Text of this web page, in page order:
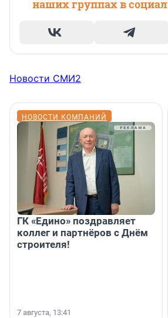
наших группах в
Новости СМИ2
НОВОСТИ КОМПАНИЙ
ГК «Едино» поздравляет
коллег и партнёров с Днём
строителя!
7 августа, 13:41